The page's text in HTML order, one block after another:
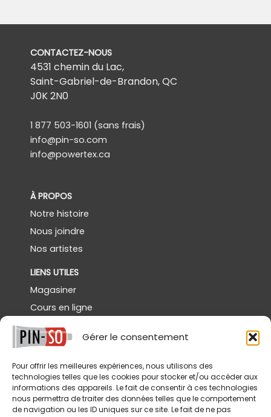
Gérer le consentement
Pour offrir les meilleures expériences, nous utilisons des
technologies telles que les cookies pour stocker et/ou accéder aux
informations des appareils. Le fait de consentir à ces technologies
nous permettra de traiter des données telles que le comportement
de navigation ou les ID uniques sur ce site. Le fait de ne pas
CONTACTEZ-NOUS
4531 chemin du Lac,
Saint-Gabriel-de-Brandon, QC
J0K 2N0
1 877 503-1601 (sans frais)
info@pin-so.com
info@powertex.ca
À PROPOS
Notre histoire
Nous joindre
Nos artistes
LIENS UTILES
Magasiner
Cours en ligne
Démos gratuites
Powertex Canada
SERVICES
Livraison